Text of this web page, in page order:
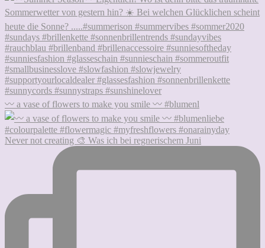
〰️ a vase of flowers to make you smile 〰️ #blumenl
Never not creating 🎨 Was ich bei regnerischem Juni